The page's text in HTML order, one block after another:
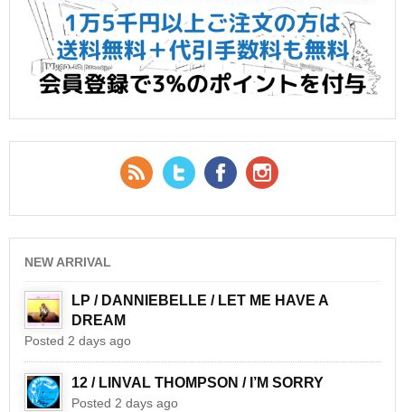
RSS Feed
Twitter Facebook
NEW ARRIVAL
LP / DANNIEBELLE / LET ME HAVE A
DREAM
Posted 2 days ago
12 / LINVAL THOMPSON / I’M SORRY
Posted 2 days ago